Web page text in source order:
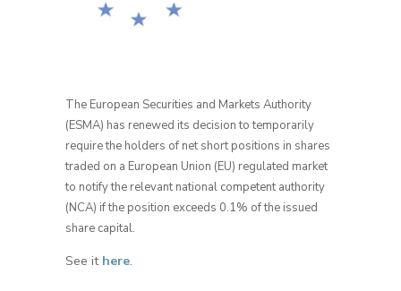
The European Securities and Markets Authority
(ESMA) has renewed its decision to temporarily
require the holders of net short positions in shares
traded on a European Union (EU) regulated market
to notify the relevant national competent authority
(NCA) if the position exceeds 0.1% of the issued
share capital.
See it here.